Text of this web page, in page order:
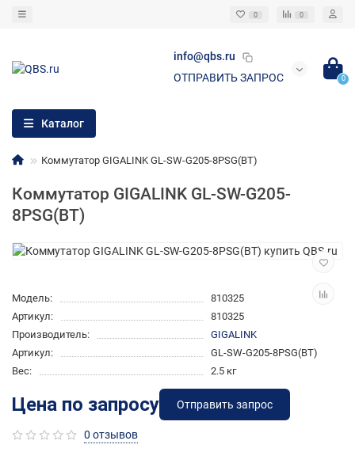
0 0
info@qbs.ru
ОТПРАВИТЬ ЗАПРОС
0
Каталог
Коммутатор GIGALINK GL-SW-G205-8PSG(BT)
Коммутатор GIGALINK GL-SW-G205-
8PSG(BT)
Модель:
810325
Артикул:
810325
Производитель:
GIGALINK
Артикул:
GL-SW-G205-8PSG(BT)
Вес:
2.5 кг
Цена по запросу Отправить запрос
0 отзывов